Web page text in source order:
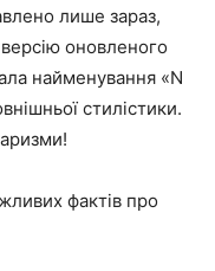
лише зараз,
оновленого
найменування «N
стилістики.
фактів про